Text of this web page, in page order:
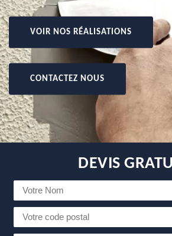
VOIR NOS RÉALISATIONS
CONTACTEZ NOUS
DEVIS